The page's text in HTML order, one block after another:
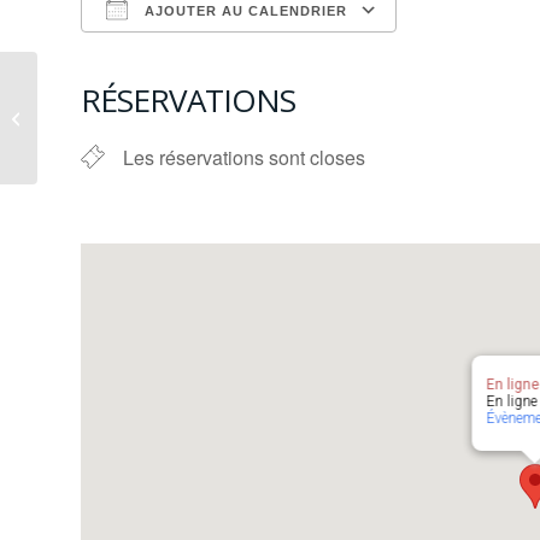
AJOUTER AU CALENDRIER
RÉSERVATIONS
Les réservations sont closes
En ligne
En ligne
Journée Découverte à
la PBA en
Nouméa et La Réun...